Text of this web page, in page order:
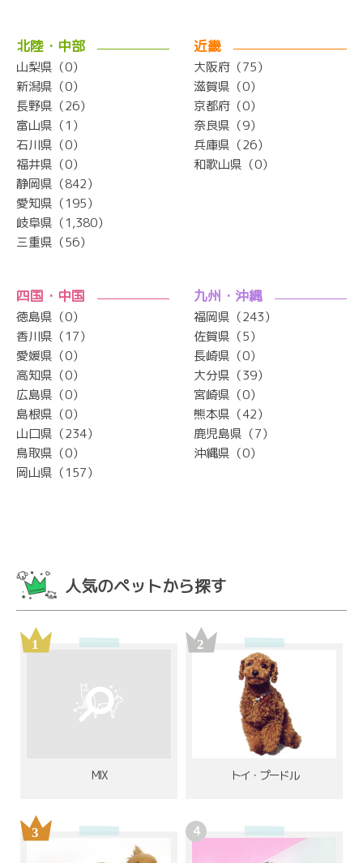
北陸・中部
山梨県（0）
新潟県（0）
長野県（26）
富山県（1）
石川県（0）
福井県（0）
静岡県（842）
愛知県（195）
岐阜県（1,380）
三重県（56）
近畿
大阪府（75）
滋賀県（0）
京都府（0）
奈良県（9）
兵庫県（26）
和歌山県（0）
四国・中国
徳島県（0）
香川県（17）
愛媛県（0）
高知県（0）
広島県（0）
島根県（0）
山口県（234）
鳥取県（0）
岡山県（157）
九州・沖縄
福岡県（243）
佐賀県（5）
長崎県（0）
大分県（39）
宮崎県（0）
熊本県（42）
鹿児島県（7）
沖縄県（0）
人気のペットから探す
MIX トイ・プードル